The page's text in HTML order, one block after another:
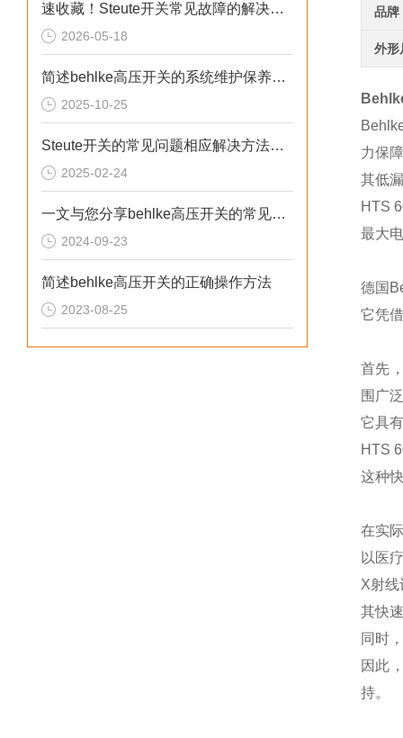
速收藏！Steute开关常见故障的解决方法分享
2026-05-18
简述behlke高压开关的系统维护保养方法
2025-10-25
Steute开关的常见问题相应解决方法分享
2025-02-24
一文与您分享behlke高压开关的常见故障相应解决方法
2024-09-23
简述behlke高压开关的正确操作方法
2023-08-25
品牌
外形
力保
其低
HTS
最大
德国
它凭
首先
围广
它具
HTS
这种
在实
以医
X射
其快
同时
因此
持。